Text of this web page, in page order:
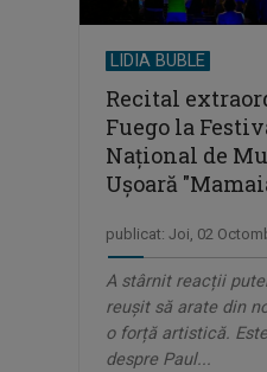
LIDIA BUBLE
Recital
Fuego la
Național de
Ușoară
publicat: Joi, 02
A stârnit reacții
reușit să arate din
o forță artistică.​
despre Paul...